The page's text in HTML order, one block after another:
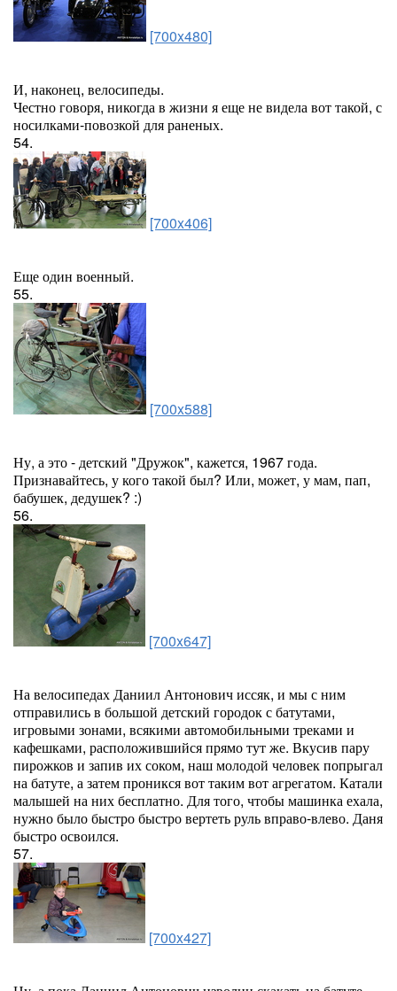
[700x480]
И, наконец, велосипеды.
Честно говоря, никогда в жизни я еще не видела вот такой, с
носилками-повозкой для раненых.
54.
[700x406]
Еще один военный.
55.
[700x588]
Ну, а это - детский "Дружок", кажется, 1967 года.
Признавайтесь, у кого такой был? Или, может, у мам, пап,
бабушек, дедушек? :)
56.
[700x647]
На велосипедах Даниил Антонович иссяк, и мы с ним
отправились в большой детский городок с батутами,
игровыми зонами, всякими автомобильными треками и
кафешками, расположившийся прямо тут же. Вкусив пару
пирожков и запив их соком, наш молодой человек попрыгал
на батуте, а затем проникся вот таким вот агрегатом. Катали
малышей на них бесплатно. Для того, чтобы машинка ехала,
нужно было быстро быстро вертеть руль вправо-влево. Даня
быстро освоился.
57.
[700x427]